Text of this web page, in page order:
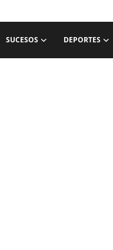
SUCESOS DEPORTES